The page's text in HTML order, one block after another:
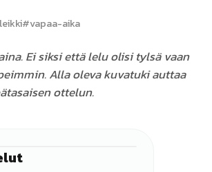
leikki#vapaa-aika
Ei siksi että lelu olisi tylsä vaan
Alla oleva kuvatuki auttaa
ottelun.